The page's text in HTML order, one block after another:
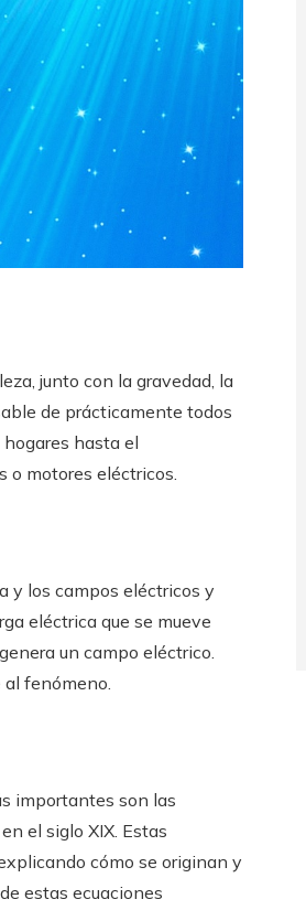
junto con la gravedad, la
de prácticamente todos
hasta el
motores eléctricos.
y los campos eléctricos y
eléctrica que se mueve
un campo eléctrico.
fenómeno.
importantes son las
el siglo XIX. Estas
cómo se originan y
estas ecuaciones